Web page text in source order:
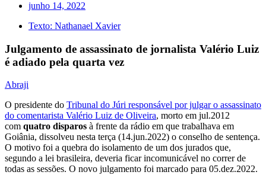
junho 14, 2022
Texto: Nathanael Xavier
Julgamento de assassinato de jornalista Valério Luiz
é adiado pela quarta vez
Abraji
O presidente do Tribunal do Júri responsável por julgar o assassinato
do comentarista Valério Luiz de Oliveira, morto em jul.2012
com quatro disparos à frente da rádio em que trabalhava em
Goiânia, dissolveu nesta terça (14.jun.2022) o conselho de sentença.
O motivo foi a quebra do isolamento de um dos jurados que,
segundo a lei brasileira, deveria ficar incomunicável no correr de
todas as sessões. O novo julgamento foi marcado para 05.dez.2022.